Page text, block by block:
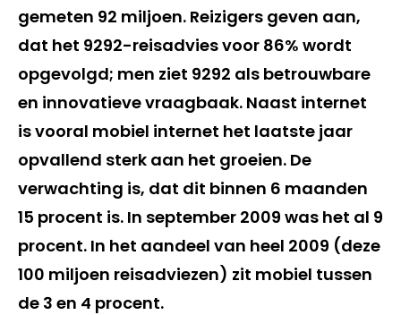
gemeten 92 miljoen. Reizigers geven aan,
dat het 9292-reisadvies voor 86% wordt
opgevolgd; men ziet 9292 als betrouwbare
en innovatieve vraagbaak. Naast internet
is vooral mobiel internet het laatste jaar
opvallend sterk aan het groeien. De
verwachting is, dat dit binnen 6 maanden
15 procent is. In september 2009 was het al 9
procent. In het aandeel van heel 2009 (deze
100 miljoen reisadviezen) zit mobiel tussen
de 3 en 4 procent.